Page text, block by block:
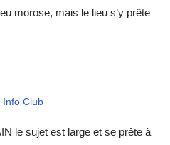
morose, mais le lieu s’y prête
Info Club
le sujet est large et se prête à